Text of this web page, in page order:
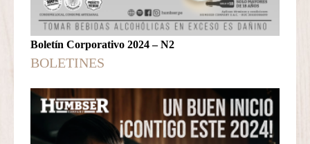
Boletín Corporativo 2024 – N2
BOLETINES